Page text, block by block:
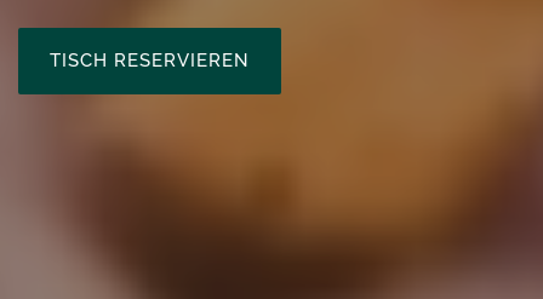
TISCH RESERVIEREN